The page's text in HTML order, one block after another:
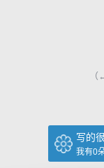
写的
我有0